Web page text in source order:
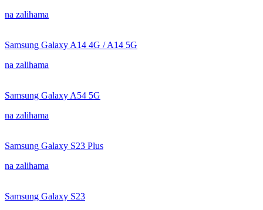
na zalihama
Samsung Galaxy A14 4G / A14 5G
na zalihama
Samsung Galaxy A54 5G
na zalihama
Samsung Galaxy S23 Plus
na zalihama
Samsung Galaxy S23